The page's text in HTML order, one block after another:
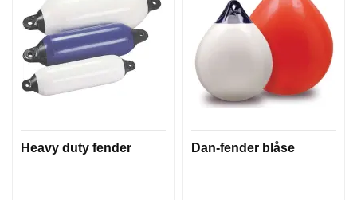
Heavy duty fender Dan-fender blåse
U